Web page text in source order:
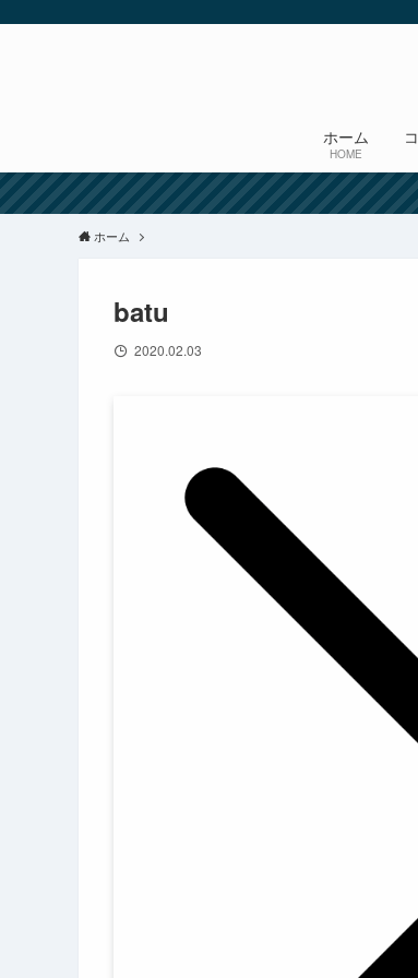
ホーム
HOME
ホーム
batu
2020.02.03